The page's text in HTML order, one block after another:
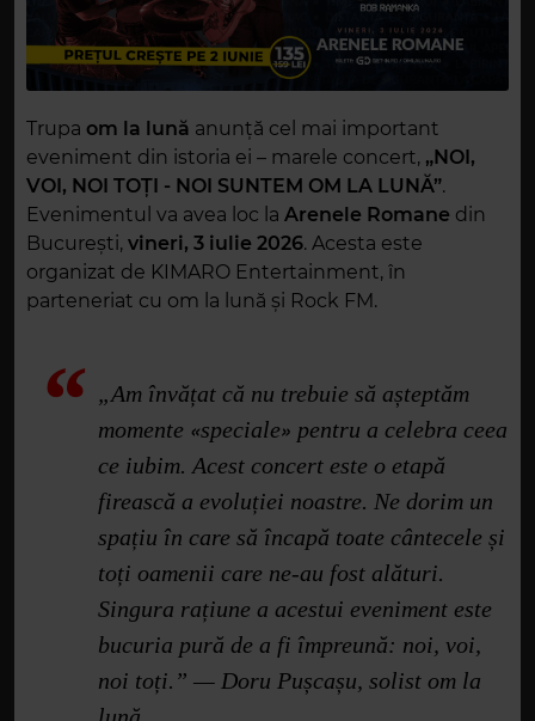
Trupa om la lună anunță cel mai important
eveniment din istoria ei – marele concert, „NOI,
VOI, NOI TOȚI - NOI SUNTEM OM LA LUNĂ”.
Evenimentul va avea loc la Arenele Romane din
București, vineri, 3 iulie 2026. Acesta este
organizat de KIMARO Entertainment, în
parteneriat cu om la lună și Rock FM.
„Am învățat că nu trebuie să așteptăm
momente «speciale» pentru a celebra ceea
ce iubim. Acest concert este o etapă
firească a evoluției noastre. Ne dorim un
spațiu în care să încapă toate cântecele și
toți oamenii care ne-au fost alături.
Singura rațiune a acestui eveniment este
bucuria pură de a fi împreună: noi, voi,
noi toți.” — Doru Pușcașu, solist om la